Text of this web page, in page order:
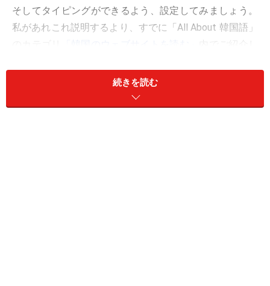
そしてタイピングができるよう、設定してみましょう。
私があれこれ説明するより、すでに「All About 韓国語」
「韓国のウェブサイトを読む」
内でご紹介し
■「パソコンにハングルを設定しよう」
続きを読む